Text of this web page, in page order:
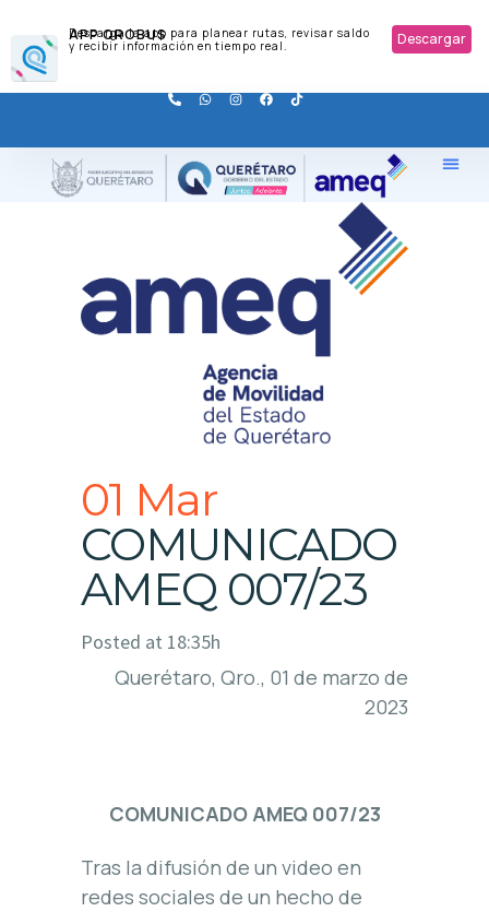
APP QROBUS
Descarga la app para planear rutas, revisar saldo
y recibir información en tiempo real.
Descargar
01 Mar
COMUNICADO
AMEQ 007/23
Posted at 18:35h
Querétaro, Qro., 01 de marzo de
2023
COMUNICADO AMEQ 007/23
Tras la difusión de un video en
redes sociales de un hecho de